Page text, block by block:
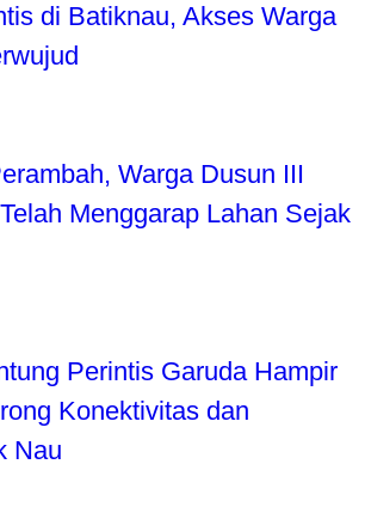
di Batiknau, Akses Warga
Warga Dusun III
Menggarap Lahan Sejak
Perintis Garuda Hampir
Konektivitas dan
Nau